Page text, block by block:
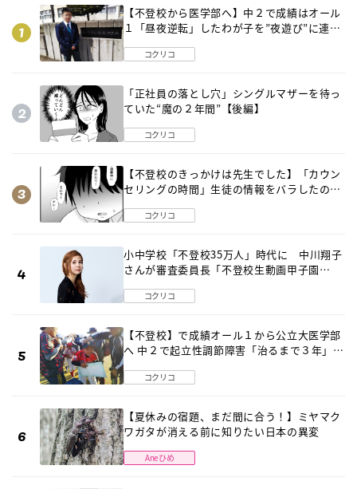
【不登校から医学部へ】中２で成績はオール
１「昼夜逆転」したわが子を”夜遊び”に連れ
コクリコ
「正社員の落とし穴」シングルマザーを待っ
ていた“魔の２年間”【後編】
コクリコ
【不登校のきっかけは先生でした】「カウン
セリングの時間」生徒の情報をバラしたの
コクリコ
小中学校「不登校35万人」時代に 中川翔子
さんが審査委員長「不登校生動画甲子園
コクリコ
【不登校】で成績オール１から公立大医学部
へ 中２で起立性調節障害「治るまで３年」の
コクリコ
【夏休みの宿題、まだ間に合う！】ミヤマク
ワガタが消える前に知りたい日本の異変
Aneひめ